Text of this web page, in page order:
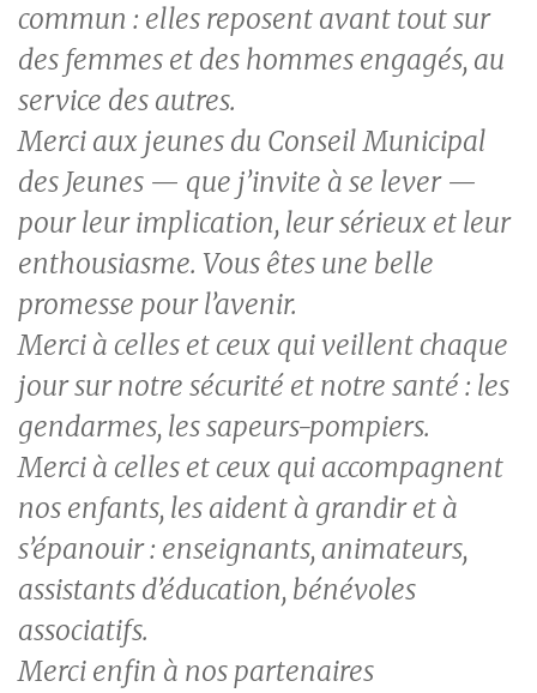
commun : elles reposent avant tout sur
des femmes et des hommes engagés, au
service des autres.
Merci aux jeunes du Conseil Municipal
des Jeunes — que j’invite à se lever —
pour leur implication, leur sérieux et leur
enthousiasme. Vous êtes une belle
promesse pour l’avenir.
Merci à celles et ceux qui veillent chaque
jour sur notre sécurité et notre santé : les
gendarmes, les sapeurs-pompiers.
Merci à celles et ceux qui accompagnent
nos enfants, les aident à grandir et à
s’épanouir : enseignants, animateurs,
assistants d’éducation, bénévoles
associatifs.
Merci enfin à nos partenaires